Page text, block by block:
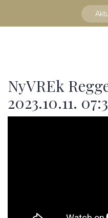
NyVREk
2023.10.11.